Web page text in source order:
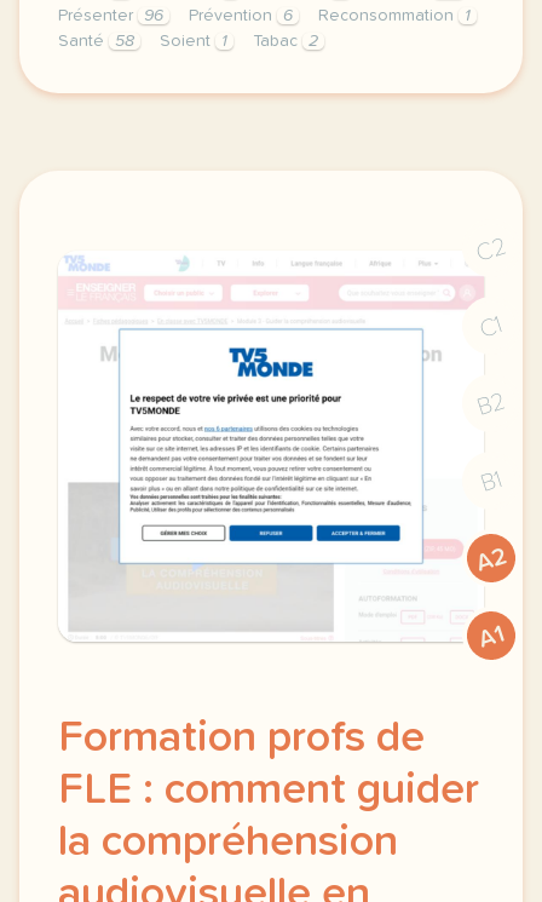
Présenter
96 Prévention 6 Reconsommation
1
Santé
58 Soient 1 Tabac 2
exercice b1 sante presenter des mesures de
C2
C1
B2
B1
A2
A1
Formation profs de
FLE : comment guider
la compréhension